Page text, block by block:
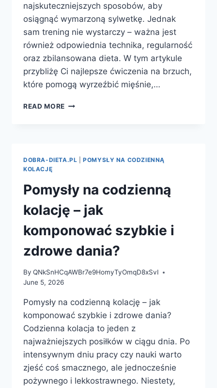
najskuteczniejszych sposobów, aby
osiągnąć wymarzoną sylwetkę. Jednak
sam trening nie wystarczy – ważna jest
również odpowiednia technika, regularność
oraz zbilansowana dieta. W tym artykule
przybliżę Ci najlepsze ćwiczenia na brzuch,
które pomogą wyrzeźbić mięśnie,…
READ MORE ĆWICZENIA
PŁASKIEGO
JĘDRNEGO
BRZUCHA
DOBRA-DIETA.PL |POMYSŁY NA CODZIENNĄ
KOLACJĘ
Pomysły na codzienną
kolację – jak
komponować szybkie i
zdrowe dania?
By QNkSnHCqAWBr7e9HomyTyOmqD8xSvI
June 5, 2026
Pomysły na codzienną kolację – jak
komponować szybkie i zdrowe dania?
Codzienna kolacja to jeden z
najważniejszych posiłków w ciągu dnia. Po
intensywnym dniu pracy czy nauki warto
zjeść coś smacznego, ale jednocześnie
pożywnego i lekkostrawnego. Niestety,